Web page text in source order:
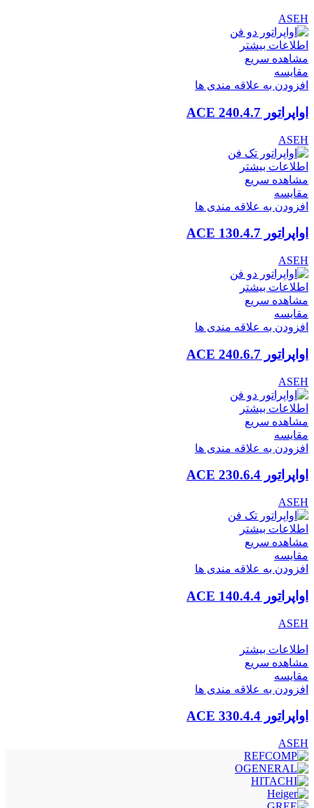
ASEH
اطلاعات بیشتر
مشاهده سریع
مقایسه
افزودن به علاقه مندی ها
اواپراتور ACE 240.4.7
ASEH
اطلاعات بیشتر
مشاهده سریع
مقایسه
افزودن به علاقه مندی ها
اواپراتور ACE 130.4.7
ASEH
اطلاعات بیشتر
مشاهده سریع
مقایسه
افزودن به علاقه مندی ها
اواپراتور ACE 240.6.7
ASEH
اطلاعات بیشتر
مشاهده سریع
مقایسه
افزودن به علاقه مندی ها
اواپراتور ACE 230.6.4
ASEH
اطلاعات بیشتر
مشاهده سریع
مقایسه
افزودن به علاقه مندی ها
اواپراتور ACE 140.4.4
ASEH
اطلاعات بیشتر
مشاهده سریع
مقایسه
افزودن به علاقه مندی ها
اواپراتور ACE 330.4.4
ASEH